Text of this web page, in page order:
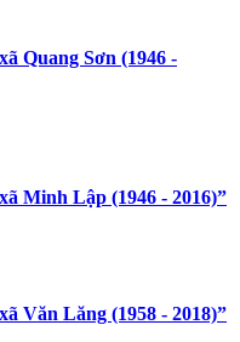
Quang Sơn (1946 -
Minh Lập (1946 - 2016)”
Văn Lăng (1958 - 2018)”